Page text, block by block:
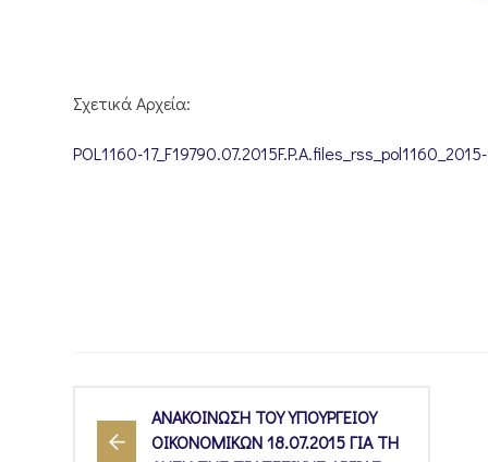
Σχετικά Αρχεία:
POL1160-
ΑΝΑΚΟΙΝΩΣΗ ΤΟΥ ΥΠΟΥΡΓΕΙΟΥ
ΟΙΚΟΝΟΜΙΚΩΝ 18.07.2015 ΓΙΑ ΤΗ